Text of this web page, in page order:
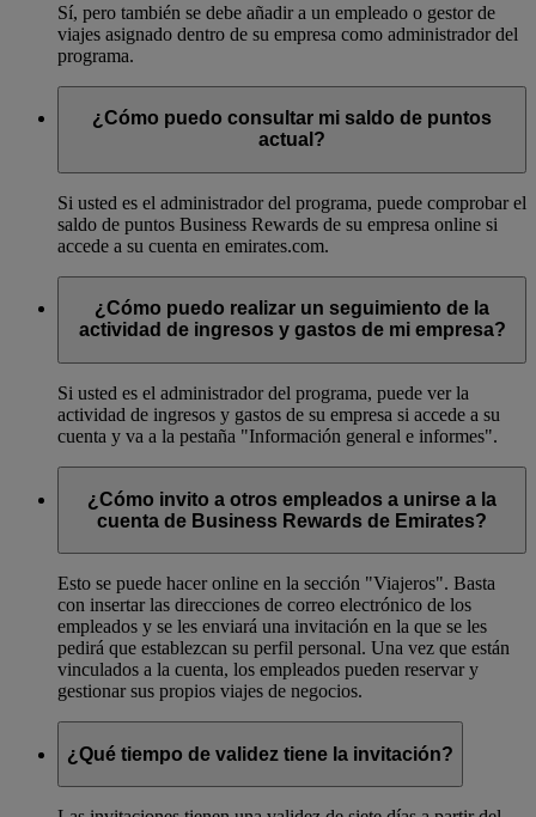
Sí, pero también se debe añadir a un empleado o gestor de
viajes asignado dentro de su empresa como administrador del
programa.
¿Cómo puedo consultar mi saldo de puntos
actual?
Si usted es el administrador del programa, puede comprobar el
saldo de puntos Business Rewards de su empresa online si
accede a su cuenta en emirates.com.
¿Cómo puedo realizar un seguimiento de la
actividad de ingresos y gastos de mi empresa?
Si usted es el administrador del programa, puede ver la
actividad de ingresos y gastos de su empresa si accede a su
cuenta y va a la pestaña "Información general e informes".
¿Cómo invito a otros empleados a unirse a la
cuenta de Business Rewards de Emirates?
Esto se puede hacer online en la sección "Viajeros". Basta
con insertar las direcciones de correo electrónico de los
empleados y se les enviará una invitación en la que se les
pedirá que establezcan su perfil personal. Una vez que están
vinculados a la cuenta, los empleados pueden reservar y
gestionar sus propios viajes de negocios.
¿Qué tiempo de validez tiene la invitación?